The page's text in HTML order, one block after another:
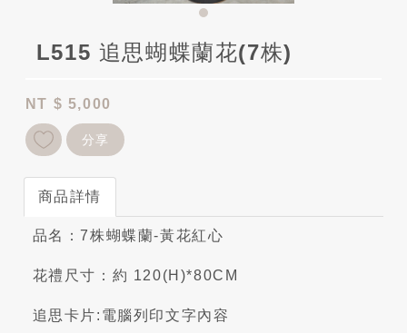
L515 追思蝴蝶蘭花(7株)
NT $ 5,000
分享
商品詳情
品名：7株蝴蝶蘭-黃花紅心
花禮尺寸：約 120(H)*80CM
追思卡片:電腦列印文字內容